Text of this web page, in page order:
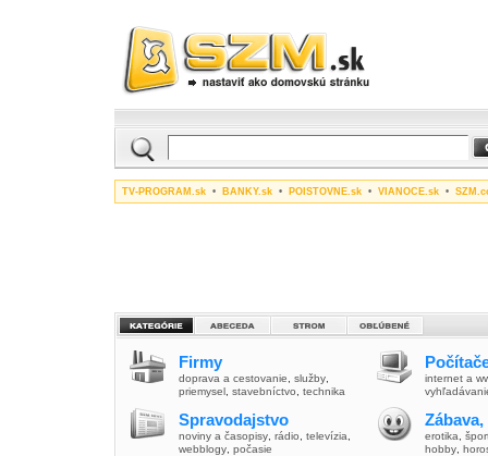
TV-PROGRAM.sk • BANKY.sk • POISTOVNE.sk • VIANOCE.sk •
Firmy
doprava a cestovanie služby
priemysel stavebníctvo technika
Spravodajstvo
noviny a časopisy rádio televízia
webblogy počasie
internet a
erotika
hobby